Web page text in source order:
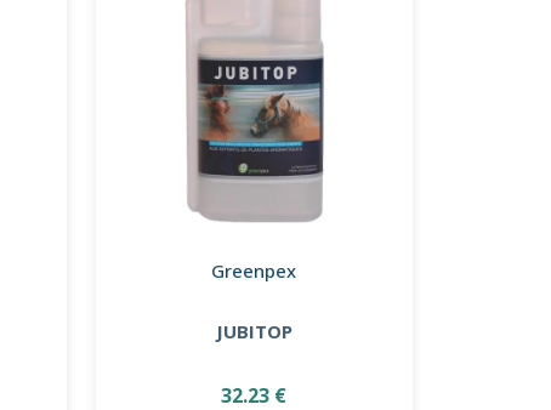
Greenpex
JUBITOP
32.23 €